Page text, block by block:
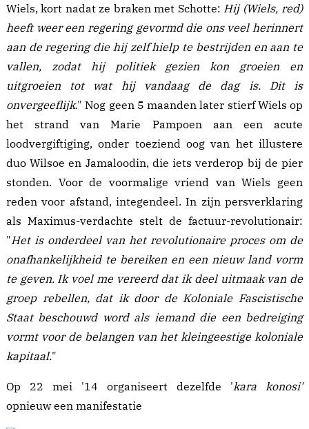
Wiels, kort nadat ze braken met Schotte: Hij (Wiels, red)
heeft weer een regering gevormd die ons veel herinnert
aan de regering die hij zelf hielp te bestrijden en aan te
vallen, zodat hij politiek gezien kon groeien en
uitgroeien tot wat hij vandaag de dag is. Dit is
onvergeeflijk." Nog geen 5 maanden later stierf Wiels op
het strand van Marie Pampoen aan een acute
loodvergiftiging, onder toeziend oog van het illustere
duo Wilsoe en Jamaloodin, die iets verderop bij de pier
stonden. Voor de voormalige vriend van Wiels geen
reden voor afstand, integendeel. In zijn persverklaring
als Maximus-verdachte stelt de factuur-revolutionair:
"Het is onderdeel van het revolutionaire proces om de
onafhankelijkheid te bereiken en een nieuw land vorm
te geven. Ik voel me vereerd dat ik deel uitmaak van de
groep rebellen, dat ik door de Koloniale Fascistische
Staat beschouwd word als iemand die een bedreiging
vormt voor de belangen van het kleingeestige koloniale
kapitaal."
Op 22 mei '14 organiseert dezelfde 'kara konosi'
opnieuw een manifestatie